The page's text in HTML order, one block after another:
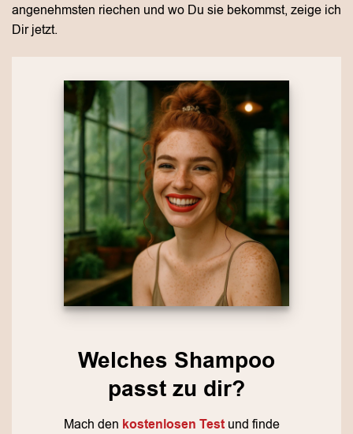
angenehmsten riechen und wo Du sie bekommst, zeige ich
Dir jetzt.
Welches Shampoo
passt zu dir?
Mach den kostenlosen Testund finde